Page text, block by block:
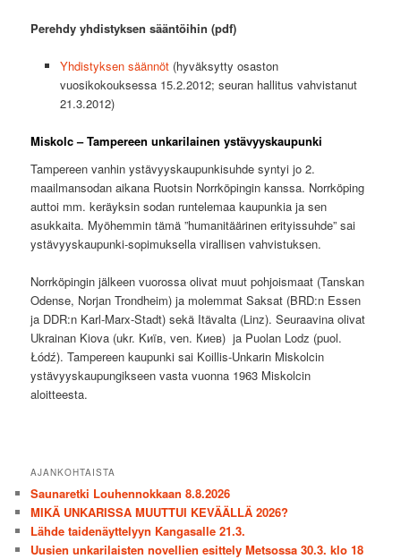
Perehdy yhdistyksen sääntöihin (pdf)
Yhdistyksen säännöt(hyväksytty osaston
vuosikokouksessa 15.2.2012; seuran hallitus vahvistanut
21.3.2012)
Miskolc – Tampereen unkarilainen ystävyyskaupunki
Tampereen vanhin ystävyyskaupunkisuhde syntyi jo 2.
maailmansodan aikana Ruotsin Norrköpingin kanssa. Norrköping
auttoi mm. keräyksin sodan runtelemaa kaupunkia ja sen
asukkaita. Myöhemmin tämä ”humanitäärinen erityissuhde” sai
ystävyyskaupunki-sopimuksella virallisen vahvistuksen.
Norrköpingin jälkeen vuorossa olivat muut pohjoismaat (Tanskan
Odense, Norjan Trondheim) ja molemmat Saksat (BRD:n Essen
ja DDR:n Karl-Marx-Stadt) sekä Itävalta (Linz). Seuraavina olivat
Ukrainan Kiova (ukr. Kиïв, ven. Киев) ja Puolan Lodz (puol.
Łódź). Tampereen kaupunki sai Koillis-Unkarin Miskolcin
ystävyyskaupungikseen vasta vuonna 1963 Miskolcin
aloitteesta.
AJANKOHTAISTA
Saunaretki Louhennokkaan 8.8.2026
MIKÄ UNKARISSA MUUTTUI KEVÄÄLLÄ 2026?
Lähde taidenäyttelyyn Kangasalle 21.3.
Uusien unkarilaisten novellien esittely Metsossa 30.3. klo 18